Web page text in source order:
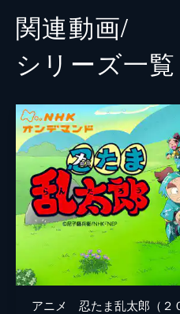
脚本
原作
演出
関連動画/
シリーズ⼀覧